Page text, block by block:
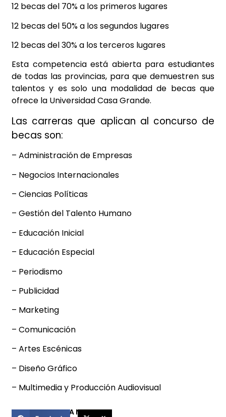
12 becas del 70% a los primeros lugares
12 becas del 50% a los segundos lugares
12 becas del 30% a los terceros lugares
Esta competencia está abierta para estudiantes
de todas las provincias, para que demuestren sus
talentos y es solo una modalidad de becas que
ofrece la Universidad Casa Grande.
Las carreras que aplican al concurso de
becas son:
– Administración de Empresas
– Negocios Internacionales
– Ciencias Políticas
– Gestión del Talento Humano
– Educación Inicial
– Educación Especial
– Periodismo
– Publicidad
– Marketing
– Comunicación
– Artes Escénicas
– Diseño Gráfico
– Multimedia y Producción Audiovisual
COMPARTIR ESTA NOTICIA